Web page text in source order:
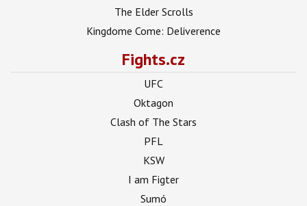
The Elder Scrolls
Kingdome Come: Deliverence
Fights.cz
UFC
Oktagon
Clash of The Stars
PFL
KSW
I am Figter
Sumó